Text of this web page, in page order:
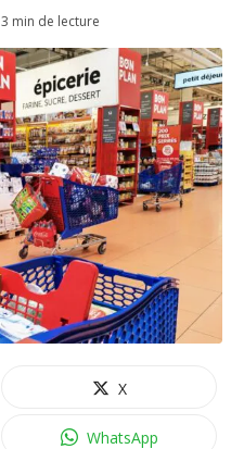
3 min de lecture
X
WhatsApp